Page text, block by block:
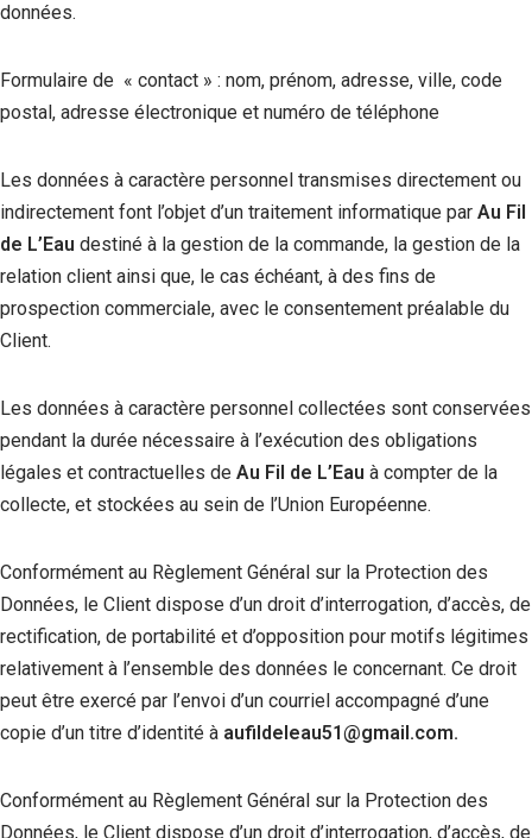
données.
Formulaire de « contact » : nom, prénom, adresse, ville, code
postal, adresse électronique et numéro de téléphone
Les données à caractère personnel transmises directement ou
indirectement font l’objet d’un traitement informatique par Au Fil
de L’Eau destiné à la gestion de la commande, la gestion de la
relation client ainsi que, le cas échéant, à des fins de
prospection commerciale, avec le consentement préalable du
Client.
Les données à caractère personnel collectées sont conservées
pendant la durée nécessaire à l’exécution des obligations
légales et contractuelles de Au Fil de L’Eau à compter de la
collecte, et stockées au sein de l’Union Européenne.
Conformément au Règlement Général sur la Protection des
Données, le Client dispose d’un droit d’interrogation, d’accès, de
rectification, de portabilité et d’opposition pour motifs légitimes
relativement à l’ensemble des données le concernant. Ce droit
peut être exercé par l’envoi d’un courriel accompagné d’une
copie d’un titre d’identité à aufildeleau51@gmail.com.
Conformément au Règlement Général sur la Protection des
Données, le Client dispose d’un droit d’interrogation, d’accès, de